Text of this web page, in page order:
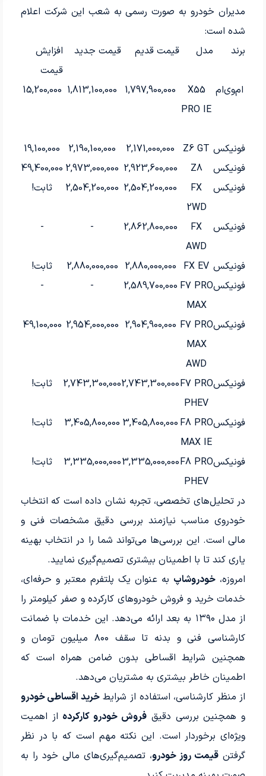
مدیران خودرو به صورت رسمی به شعب این شرکت اعلام
شده است:
برند
مدل قیمت قدیم قیمت جدید
افزایش
قیمت
ام‌وی‌ام
X55
PRO IE
1,797,900,000
1,813,100,000
15,200,000
فونیکس Z6 GT
2,171,000,000
2,190,100,000
19,100,000
فونیکس
Z8
2,923,600,000
2,973,000,000
49,400,000
فونیکس
FX
2WD
2,504,200,000
2,504,200,000 ثابت!
فونیکس
FX
AWD
2,862,800,000
-
-
فونیکس FX EV
2,880,000,000
2,880,000,000
ثابت!
فونیکسF7 PRO
MAX
2,589,700,000
-
-
فونیکسF7 PRO
MAX
AWD
2,904,900,000
2,954,000,000
49,100,000
فونیکسF7 PRO
PHEV
2,743,300,000
2,743,300,000 ثابت!
فونیکسF8 PRO
MAX IE
3,405,800,000
3,405,800,000 ثابت!
فونیکسF8 PRO
PHEV
3,335,000,000
3,335,000,000 ثابت!
در تحلیل‌های تخصصی، تجربه نشان داده است که انتخاب
خودروی مناسب نیازمند بررسی دقیق مشخصات فنی و
مالی است. این بررسی‌ها می‌تواند شما را در انتخاب بهینه
یاری کند تا با اطمینان بیشتری تصمیم‌گیری نمایید.
امروزه، خودروشاپ به عنوان یک پلتفرم معتبر و حرفه‌ای،
خدمات خرید و فروش خودروهای کارکرده و صفر کیلومتر را
از مدل ۱۳۹۰ به بعد ارائه می‌دهد. این خدمات با ضمانت
کارشناسی فنی و بدنه تا سقف ۸۰۰ میلیون تومان و
همچنین شرایط اقساطی بدون ضامن همراه است که
اطمینان خاطر بیشتری به مشتریان می‌دهد.
از منظر کارشناسی، استفاده از شرایطخرید اقساطی خودرو
و همچنین بررسی دقیق فروش خودرو کارکرده از اهمیت
ویژه‌ای برخوردار است. این نکته مهم است که با در نظر
گرفتن قیمت روز خودرو، تصمیم‌گیری‌های مالی خود را به